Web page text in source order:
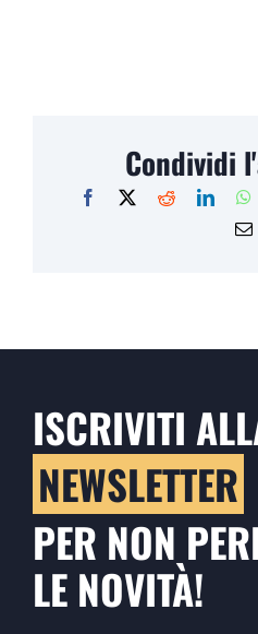
Condividi
ISCRIVITI
NEWSLETTER
PER NON
LE NOVITÀ!